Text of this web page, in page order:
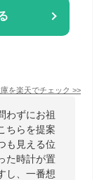
を楽天でチェック >>
わずにお祖
ちらを提案
も見える位
た時計が置
し、一番想